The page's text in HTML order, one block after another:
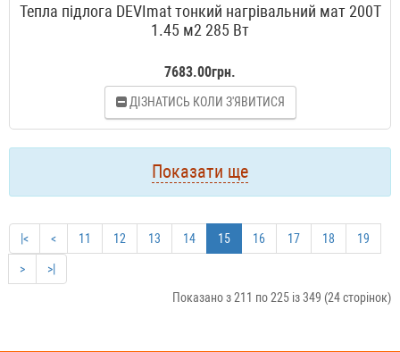
Тепла підлога DEVImat тонкий нагрівальний мат 200T
1.45 м2 285 Вт
7683.00грн.
ДІЗНАТИСЬ КОЛИ З'ЯВИТИСЯ
Показати ще
|< < 11 12 13 14 15 16 17 18 19
>
>|
Показано з 211 по 225 із 349 (24 сторінок)